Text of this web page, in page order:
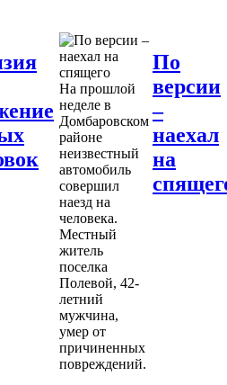
На прошлой
неделе в
Домбаровском
районе
неизвестный
автомобиль
совершил
наезд на
человека.
Местный
житель
поселка
Полевой, 42-
летний
мужчина,
умер от
причиненных
повреждений.
По
версии
–
наехал
на